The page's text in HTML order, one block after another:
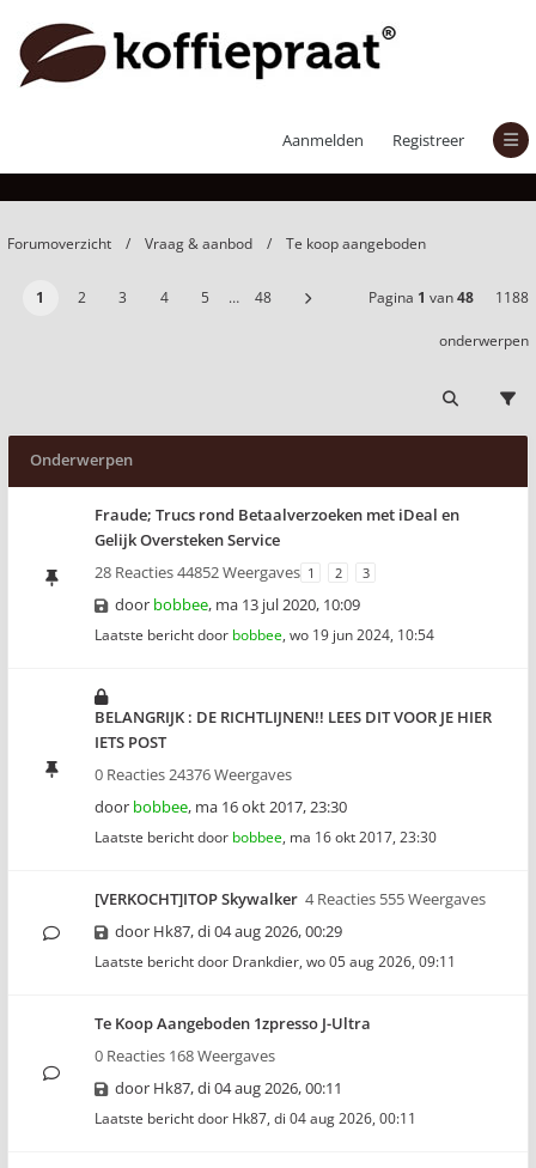
Aanmelden Registreer
Forumoverzicht Vraag & aanbod Te koop aangeboden
1 2 3 4 5 … 48 Pagina 1 van48 1188
onderwerpen
Onderwerpen
Fraude; Trucs rond Betaalverzoeken met iDeal en
Gelijk Oversteken Service
28 Reacties 44852 Weergaves 1 2 3
door bobbee, ma 13 jul 2020, 10:09
Laatste bericht door bobbee, wo 19 jun 2024, 10:54
BELANGRIJK : DE RICHTLIJNEN!! LEES DIT VOOR JE HIER
IETS POST
0 Reacties 24376 Weergaves
door bobbee, ma 16 okt 2017, 23:30
Laatste bericht door bobbee, ma 16 okt 2017, 23:30
[VERKOCHT]ITOP Skywalker 4 Reacties 555 Weergaves
door Hk87,di 04 aug 2026, 00:29
Laatste bericht door Drankdier, wo 05 aug 2026, 09:11
Te Koop Aangeboden 1zpresso J-Ultra
0 Reacties 168 Weergaves
door Hk87,di 04 aug 2026, 00:11
Laatste bericht door Hk87, di 04 aug 2026, 00:11